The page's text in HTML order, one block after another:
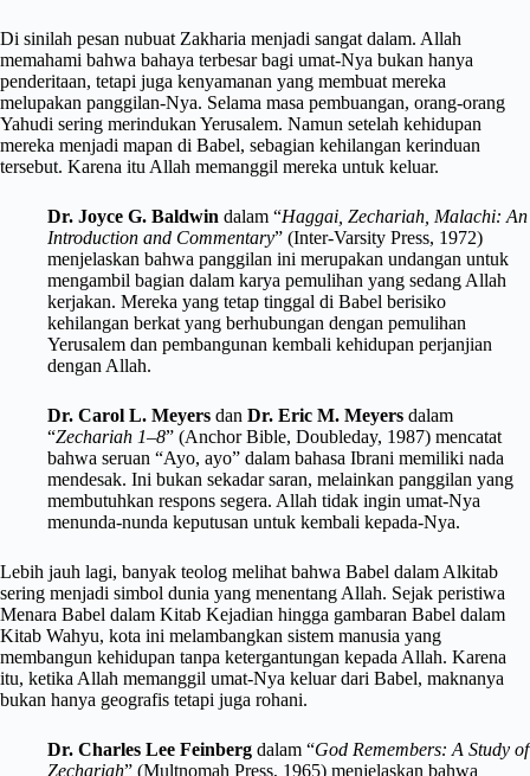
Di sinilah pesan nubuat Zakharia menjadi sangat dalam. Allah
memahami bahwa bahaya terbesar bagi umat-Nya bukan hanya
penderitaan, tetapi juga kenyamanan yang membuat mereka
melupakan panggilan-Nya. Selama masa pembuangan, orang-orang
Yahudi sering merindukan Yerusalem. Namun setelah kehidupan
mereka menjadi mapan di Babel, sebagian kehilangan kerinduan
tersebut. Karena itu Allah memanggil mereka untuk keluar.
Dr. Joyce G. Baldwin dalam “Haggai, Zechariah, Malachi: An
Introduction and Commentary” (Inter-Varsity Press, 1972)
menjelaskan bahwa panggilan ini merupakan undangan untuk
mengambil bagian dalam karya pemulihan yang sedang Allah
kerjakan. Mereka yang tetap tinggal di Babel berisiko
kehilangan berkat yang berhubungan dengan pemulihan
Yerusalem dan pembangunan kembali kehidupan perjanjian
dengan Allah.
Dr. Carol L. Meyers dan Dr. Eric M. Meyers dalam
“Zechariah 1–8” (Anchor Bible, Doubleday, 1987) mencatat
bahwa seruan “Ayo, ayo” dalam bahasa Ibrani memiliki nada
mendesak. Ini bukan sekadar saran, melainkan panggilan yang
membutuhkan respons segera. Allah tidak ingin umat-Nya
menunda-nunda keputusan untuk kembali kepada-Nya.
Lebih jauh lagi, banyak teolog melihat bahwa Babel dalam Alkitab
sering menjadi simbol dunia yang menentang Allah. Sejak peristiwa
Menara Babel dalam Kitab Kejadian hingga gambaran Babel dalam
Kitab Wahyu, kota ini melambangkan sistem manusia yang
membangun kehidupan tanpa ketergantungan kepada Allah. Karena
itu, ketika Allah memanggil umat-Nya keluar dari Babel, maknanya
bukan hanya geografis tetapi juga rohani.
Dr. Charles Lee Feinberg dalam “God Remembers: A Study of
Zechariah” (Multnomah Press, 1965) menjelaskan bahwa